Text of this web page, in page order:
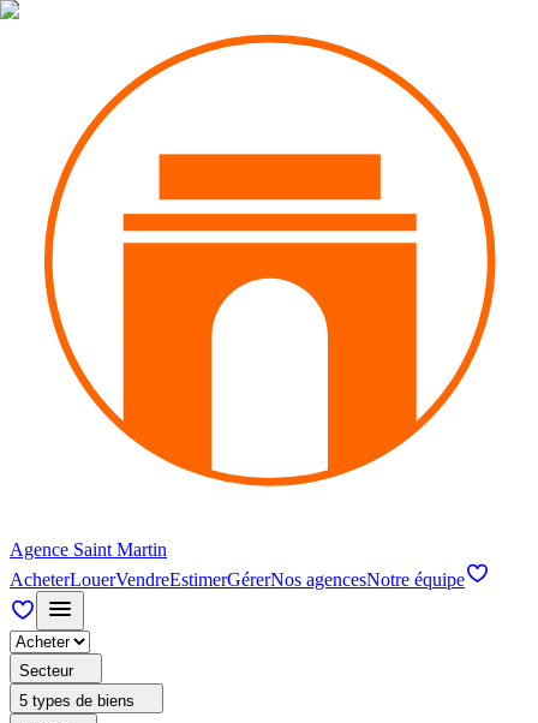
Agence Saint Martin
AcheterLouerVendreEstimerGérerNos agencesNotre équipe
Secteur
5 types de biens